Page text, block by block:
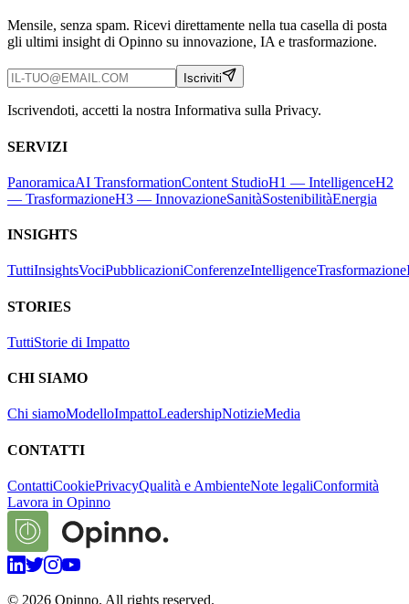
Mensile, senza spam. Ricevi direttamente nella tua casella di posta
gli ultimi insight di Opinno su innovazione, IA e trasformazione.
Iscriviti
Iscrivendoti, accetti la nostra Informativa sulla Privacy.
SERVIZI
PanoramicaAI TransformationContent StudioH1 — IntelligenceH2
— TrasformazioneH3 — InnovazioneSanitàSostenibilitàEnergia
INSIGHTS
TuttiInsightsVociPubblicazioniConferenzeIntelligenceTrasformazione
STORIES
TuttiStorie di Impatto
CHI SIAMO
Chi siamoModelloImpattoLeadershipNotizieMedia
CONTATTI
ContattiCookiePrivacyQualità e AmbienteNote legaliConformità
Lavora in Opinno
© 2026 Opinno. All rights reserved.